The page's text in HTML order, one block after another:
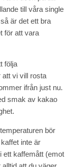
till våra single
är det ett bra
för att vara
följa
att vi vill rosta
ifrån just nu.
smak av kakao
bör
inte är
ett kaffemått (emot